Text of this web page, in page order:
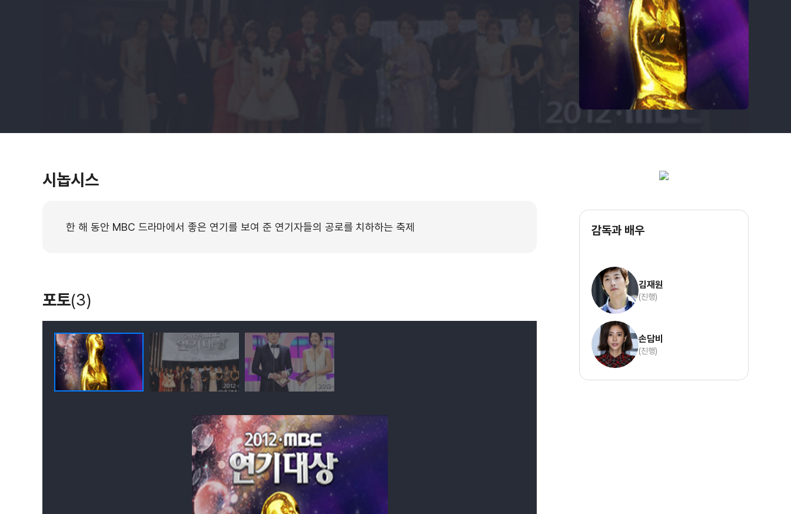
시놉시스
한 해 동안 MBC 드라마에서 좋은 연기를 보여 준 연기자들의 공로를 치하하는 축제
포토(3)
감독과 배우
김재원
(진행)
손담비
(진행)